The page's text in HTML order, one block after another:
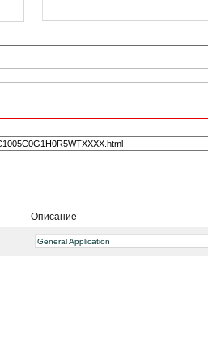
Описание
General Application